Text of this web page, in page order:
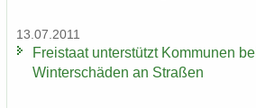
13.07.2011
Frei­staat un­ter­stützt Kom­mu­nen
Win­ter­schä­den an Stra­ßen